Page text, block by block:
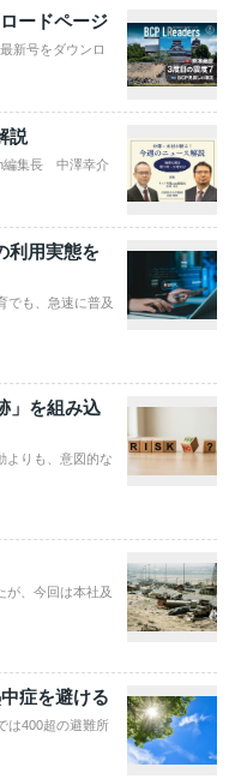
ードページ
新号をダウンロ
説
編集長 中澤幸介
利用実態を
でも、急速に普及
」を組み込
よりも、意図的な
が、今回は本社及
症を避ける
は400超の避難所